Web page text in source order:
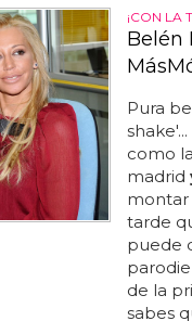
¡CON LA
Belén
Pura
como
madrid
tarde
puede
de la
sabes